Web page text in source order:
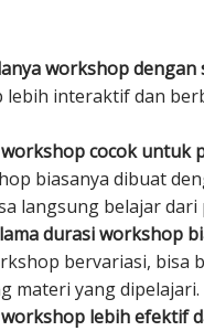
workshop dengan
lebih interaktif dan
cocok untuk
biasanya dibuat
langsung belajar
durasi workshop
bervariasi, bisa
materi yang dipelajari.
workshop lebih efektif